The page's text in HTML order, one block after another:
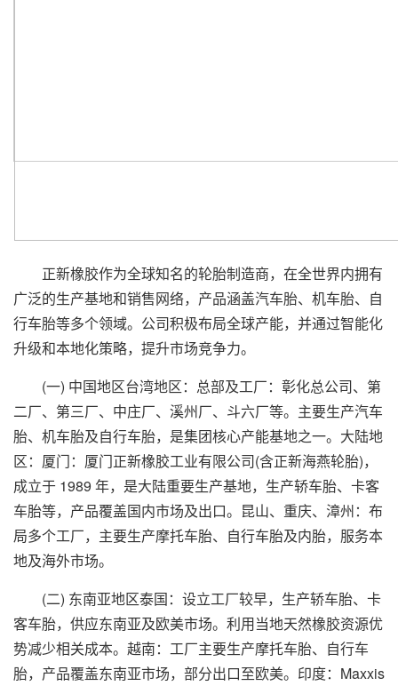
正新橡胶作为全球知名的轮胎制造商，在全世界内拥有
广泛的生产基地和销售网络，产品涵盖汽车胎、机车胎、自
行车胎等多个领域。公司积极布局全球产能，并通过智能化
升级和本地化策略，提升市场竞争力。
(一) 中国地区台湾地区：总部及工厂：彰化总公司、第
二厂、第三厂、中庄厂、溪州厂、斗六厂等。主要生产汽车
胎、机车胎及自行车胎，是集团核心产能基地之一。大陆地
区：厦门：厦门正新橡胶工业有限公司(含正新海燕轮胎)，
成立于 1989 年，是大陆重要生产基地，生产轿车胎、卡客
车胎等，产品覆盖国内市场及出口。昆山、重庆、漳州：布
局多个工厂，主要生产摩托车胎、自行车胎及内胎，服务本
地及海外市场。
(二) 东南亚地区泰国：设立工厂较早，生产轿车胎、卡
客车胎，供应东南亚及欧美市场。利用当地天然橡胶资源优
势减少相关成本。越南：工厂主要生产摩托车胎、自行车
胎，产品覆盖东南亚市场，部分出口至欧美。印度：Maxxis